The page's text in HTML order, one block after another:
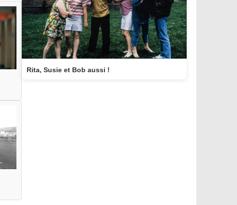
Rita, Susie et Bob aussi !